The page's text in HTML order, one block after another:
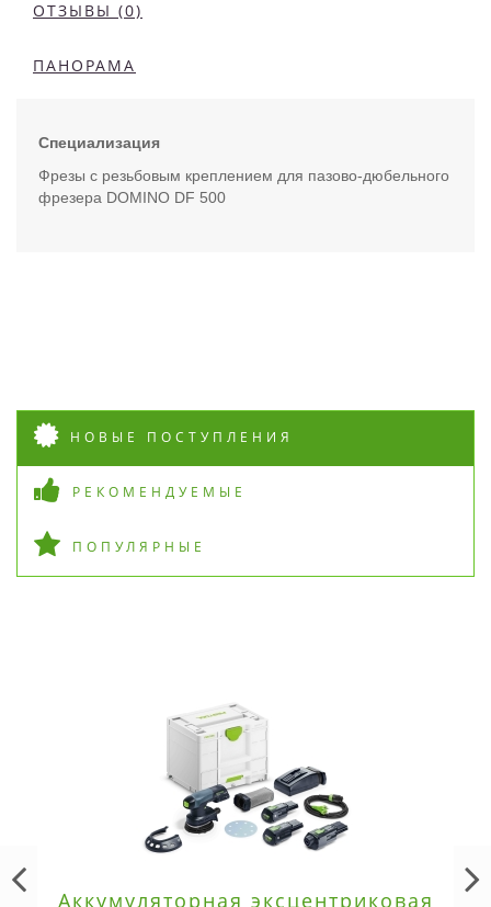
ОТЗЫВЫ (0)
ПАНОРАМА
Специализация
Фрезы с резьбовым креплением для пазово-дюбельного
фрезера DOMINO DF 500
НОВЫЕ ПОСТУПЛЕНИЯ
РЕКОМЕНДУЕМЫЕ
ПОПУЛЯРНЫЕ
Аккумуляторная эксцентриковая